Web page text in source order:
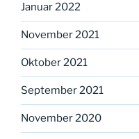
Januar 2022
November 2021
Oktober 2021
September 2021
November 2020